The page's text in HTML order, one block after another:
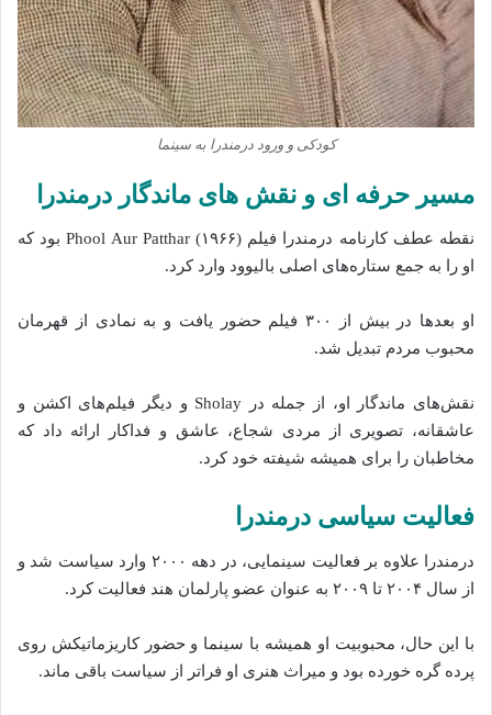
کودکی و ورود درمندرا به سینما
مسیر حرفه‌ ای و نقش‌ های ماندگار درمندرا
نقطه عطف کارنامه درمندرا فیلم Phool Aur Patthar (۱۹۶۶) بود که
او را به جمع ستاره‌های اصلی بالیوود وارد کرد.
او بعدها در بیش از ۳۰۰ فیلم حضور یافت و به نمادی از قهرمان
محبوب مردم تبدیل شد.
نقش‌های ماندگار او، از جمله در Sholay و دیگر فیلم‌های اکشن و
عاشقانه، تصویری از مردی شجاع، عاشق و فداکار ارائه داد که
مخاطبان را برای همیشه شیفته خود کرد.
فعالیت سیاسی درمندرا
درمندرا علاوه بر فعالیت سینمایی، در دهه ۲۰۰۰ وارد سیاست شد و
از سال ۲۰۰۴ تا ۲۰۰۹ به عنوان عضو پارلمان هند فعالیت کرد.
با این حال، محبوبیت او همیشه با سینما و حضور کاریزماتیکش روی
پرده گره خورده بود و میراث هنری او فراتر از سیاست باقی ماند.